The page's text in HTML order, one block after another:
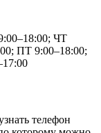
ЧТ
ПТ 9:00–18:00;
телефон